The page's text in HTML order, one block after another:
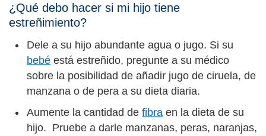
¿Qué debo hacer si mi hijo tiene
estreñimiento?
Dele a su hijo abundante agua o jugo. Si su
bebé está estreñido, pregunte a su médico
sobre la posibilidad de añadir jugo de ciruela, de
manzana o de pera a su dieta diaria.
Aumente la cantidad de fibra en la dieta de su
hijo. Pruebe a darle manzanas, peras, naranjas,